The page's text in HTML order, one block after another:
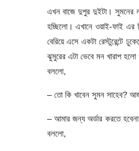
এখন বাজে দুপুর দুইটা। সুমনের
হচ্ছিলো। এখানে ওয়াই-ফাই এর
বেরিয়ে এসে একটা রেস্টুরেন্টে
ঝুমুরের এটা ভেবে মন খারাপ হলো
বললো,
– তো কি খাবেন সুমন সাহেব?
– আমার জন্য অর্ডার করতে
বললো,